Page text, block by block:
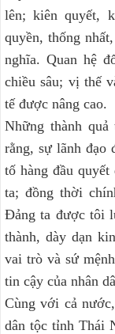
lên; kiên quyết,
quyền, thống
nghĩa. Quan hệ
chiều sâu; vị thế
tế được nâng cao.
Những thành
rằng, sự lãnh đạo
tố hàng đầu
ta; đồng thời
Đảng ta được tôi
thành, dày dạn
vai trò và sứ
tin cậy của nhân
Cùng với cả
dân tộc tỉnh Thái